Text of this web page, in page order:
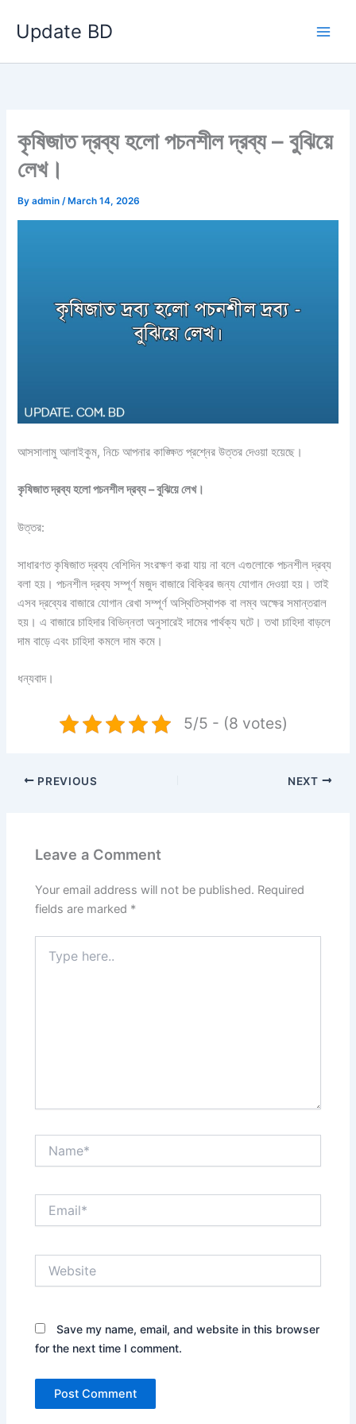
content
Update BD
কৃষিজাত দ্রব্য হলো পচনশীল দ্রব্য – বুঝিয়ে
লেখ।
Byadmin/ March 14, 2026
আসসালামু আলাইকুম, নিচে আপনার কাঙ্ক্ষিত প্রশ্নের উত্তর দেওয়া হয়েছে।
কৃষিজাত দ্রব্য হলো পচনশীল দ্রব্য – বুঝিয়ে লেখ।
উত্তর:
সাধারণত কৃষিজাত দ্রব্য বেশিদিন সংরক্ষণ করা যায় না বলে এগুলোকে পচনশীল দ্রব্য
বলা হয়। পচনশীল দ্রব্য সম্পূর্ণ মজুদ বাজারে বিক্রির জন্য যোগান দেওয়া হয়। তাই
এসব দ্রব্যের বাজারে যোগান রেখা সম্পূর্ণ অস্থিতিস্থাপক বা লম্ব অক্ষের সমান্তরাল
হয়। এ বাজারে চাহিদার বিভিন্নতা অনুসারেই দামের পার্থক্য ঘটে। তথা চাহিদা বাড়লে
দাম বাড়ে এবং চাহিদা কমলে দাম কমে।
ধন্যবাদ।
5/5 - (8 votes)
PREVIOUS NEXT
Leave a Comment
Your email address will not be published. Required
fields are marked *
here..
Save my name, email, and website in this browser
for the next time I comment.